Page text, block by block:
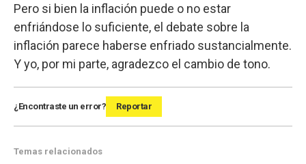
Pero si bien la inflación puede o no estar
enfriándose lo suficiente, el debate sobre la
inflación parece haberse enfriado sustancialmente.
Y yo, por mi parte, agradezco el cambio de tono.
¿Encontraste un error? Reportar
Temas relacionados